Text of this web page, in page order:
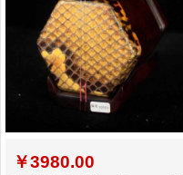
￥3980.00